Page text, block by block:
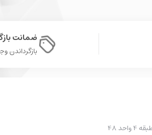
ضمانت
بازگرداندن وجه